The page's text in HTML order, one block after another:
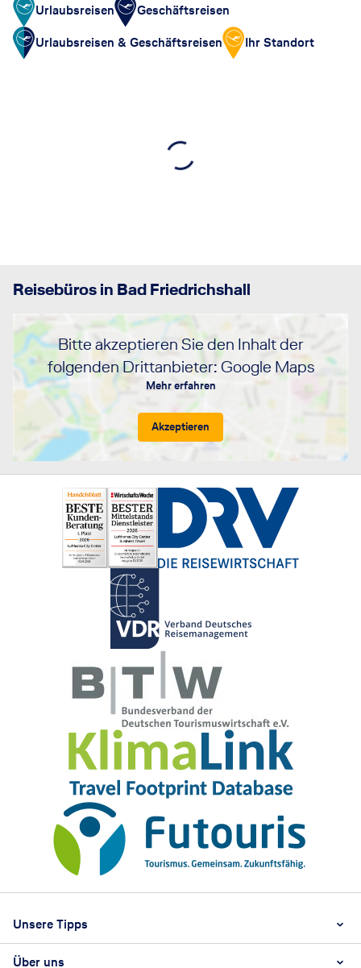
Urlaubsreisen
Geschäftsreisen
Urlaubsreisen & Geschäftsreisen
Ihr Standort
Reisebüros in Bad Friedrichshall
Bitte akzeptieren Sie den Inhalt der
folgenden Drittanbieter: Google Maps
Mehr erfahren
Akzeptieren
Unsere Tipps
Über uns